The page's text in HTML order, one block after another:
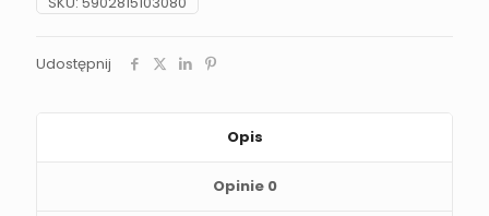
Udostępnij
Opis
Opinie 0